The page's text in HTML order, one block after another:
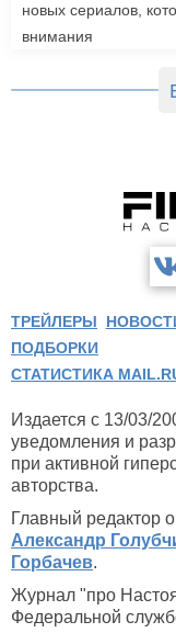
новых сериалов,
внимания
ТРЕЙЛЕРЫ
ПОДБОРКИ
СТАТИСТИКА
Издается с 13/03/
уведомления и
при активной
авторства.
Главный редактор
Александр
Горбачев.
Журнал "про
Федеральной